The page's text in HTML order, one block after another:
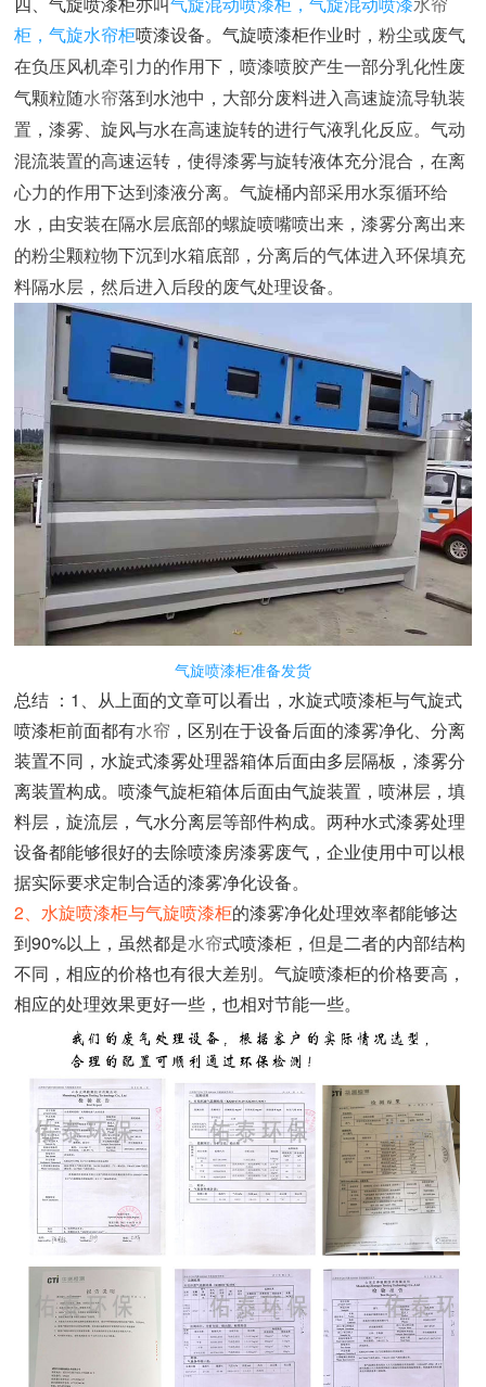
柜，气旋水帘柜喷漆设备。气旋喷漆柜作业时，粉尘或废气
在负压风机牵引力的作用下，喷漆喷胶产生一部分乳化性废
气颗粒随水帘落到水池中，大部分废料进入高速旋流导轨装
置，漆雾、旋风与水在高速旋转的进行气液乳化反应。气动
混流装置的高速运转，使得漆雾与旋转液体充分混合，在离
心力的作用下达到漆液分离。气旋桶内部采用水泵循环给
水，由安装在隔水层底部的螺旋喷嘴喷出来，漆雾分离出来
的粉尘颗粒物下沉到水箱底部，分离后的气体进入环保填充
料隔水层，然后进入后段的废气处理设备。
气旋喷漆柜准备发货
总结 ：1、从上面的文章可以看出，水旋式喷漆柜与气旋式
喷漆柜前面都有水帘 ，区别在于设备后面的漆雾净化、分离
装置不同，水旋式漆雾处理器箱体后面由多层隔板，漆雾分
离装置构成。喷漆气旋柜箱体后面由气旋装置，喷淋层，填
料层，旋流层，气水分离层等部件构成。两种水式漆雾处理
设备都能够很好的去除喷漆房漆雾废气，企业使用中可以根
据实际要求定制合适的漆雾净化设备。
2、水旋喷漆柜与气旋喷漆柜的漆雾净化处理效率都能够达
到90%以上，虽然都是水帘式喷漆柜，但是二者的内部结构
不同，相应的价格也有很大差别。气旋喷漆柜的价格要高，
相应的处理效果更好一些，也相对节能一些。